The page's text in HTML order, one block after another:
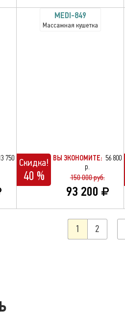
750
MEDI-849
Массажная кушетка
Скидка!
40 %
ВЫ ЭКОНОМИТЕ: 56 800
р.
150 000 руб.
93 200
1 2